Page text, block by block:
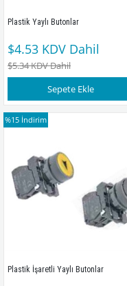
Plastik Yaylı Butonlar
$4.53 KDV Dahil
$5.34KDV Dahil
Sepete Ekle
Plastik İşaretli Yaylı Butonlar
%15 İndirim